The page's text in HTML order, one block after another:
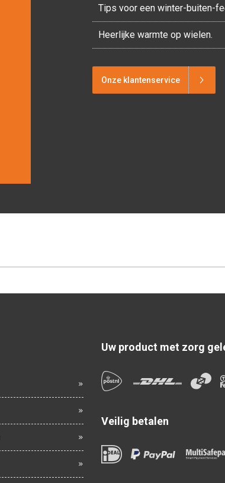
Tips voor een winter-buiten-
Heerlijke warmte op wielen.
Onze klantenservice
Uw product met zorg
Veilig betalen